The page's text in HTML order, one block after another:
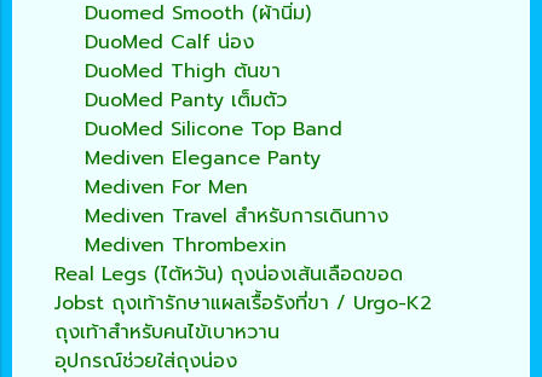
Duomed Smooth (ผ้านิ่ม)
DuoMed Calf น่อง
DuoMed Thigh ต้นขา
DuoMed Panty เต็มตัว
DuoMed Silicone Top Band
Mediven Elegance Panty
Mediven For Men
Mediven Travel สำหรับการเดินทาง
Mediven Thrombexin
Real Legs (ไต้หวัน) ถุงน่องเส้นเลือดขอด
Jobst ถุงเท้ารักษาแผลเรื้อรังที่ขา / Urgo-K2
ถุงเท้าสำหรับคนไข้เบาหวาน
อุปกรณ์ช่วยใส่ถุงน่อง